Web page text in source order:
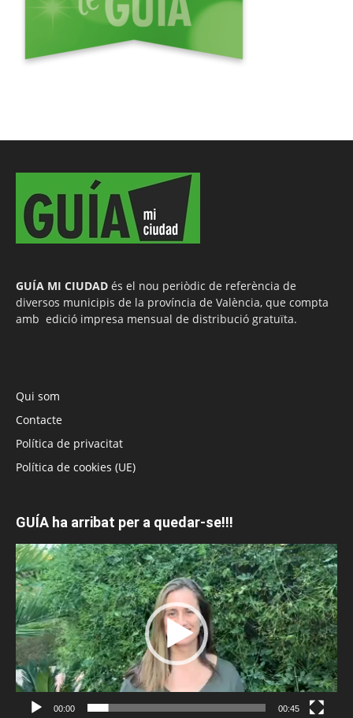
GUÍA MI CIUDAD és el nou periòdic de referència de
diversos municipis de la província de València, que compta
amb edició impresa mensual de distribució gratuïta.
Qui som
Contacte
Política de privacitat
Política de cookies (UE)
GUÍA ha arribat per a quedar-se!!!
Reproductor
de
vídeo
00:00 00:45